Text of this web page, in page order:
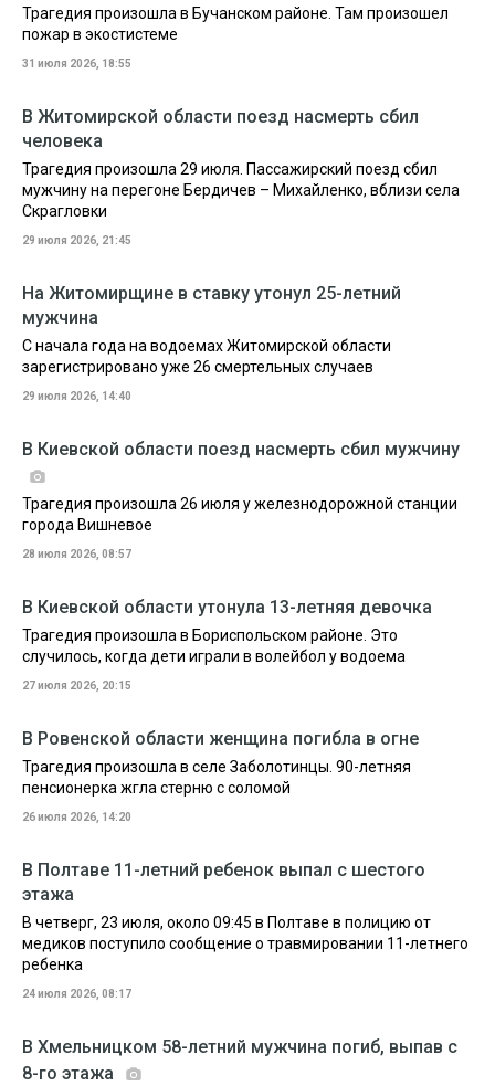
Трагедия произошла в Бучанском районе. Там произошел
пожар в экостистеме
31 июля 2026, 18:55
В Житомирской области поезд насмерть сбил
человека
Трагедия произошла 29 июля. Пассажирский поезд сбил
мужчину на перегоне Бердичев – Михайленко, вблизи села
Скрагловки
29 июля 2026, 21:45
На Житомирщине в ставку утонул 25-летний
мужчина
С начала года на водоемах Житомирской области
зарегистрировано уже 26 смертельных случаев
29 июля 2026, 14:40
В Киевской области поезд насмерть сбил мужчину
Трагедия произошла 26 июля у железнодорожной станции
города Вишневое
28 июля 2026, 08:57
В Киевской области утонула 13-летняя девочка
Трагедия произошла в Бориспольском районе. Это
случилось, когда дети играли в волейбол у водоема
27 июля 2026, 20:15
В Ровенской области женщина погибла в огне
Трагедия произошла в селе Заболотинцы. 90-летняя
пенсионерка жгла стерню с соломой
26 июля 2026, 14:20
В Полтаве 11-летний ребенок выпал с шестого
этажа
В четверг, 23 июля, около 09:45 в Полтаве в полицию от
медиков поступило сообщение о травмировании 11-летнего
ребенка
24 июля 2026, 08:17
В Хмельницком 58-летний мужчина погиб, выпав с
8-го этажа